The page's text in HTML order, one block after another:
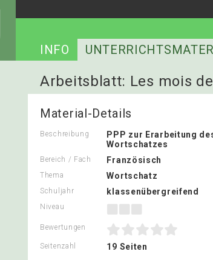
INFO
Arbeitsblatt: Les mois
Material-Details
Beschreibung
PPP zur Erarbeitung
Wortschatzes
Bereich / Fach Französisch
Thema Wortschatz
Schuljahr klassenübergreifend
Niveau
Bewertungen
Seitenzahl 19 Seiten